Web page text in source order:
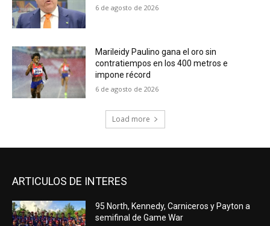
6 de agosto de 2026
Marileidy Paulino gana el oro sin
contratiempos en los 400 metros e
impone récord
6 de agosto de 2026
Load more
ARTICULOS DE INTERES
95 North, Kennedy, Carniceros y Payton a
semifinal de Game War